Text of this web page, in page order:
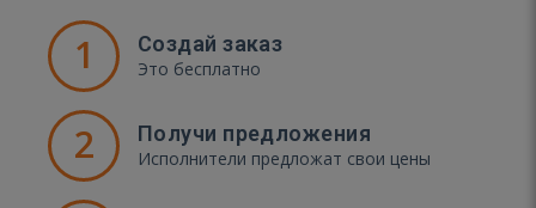
1 Создай заказ
Это бесплатно
2 Получи предложения
Исполнители предложат свои цены